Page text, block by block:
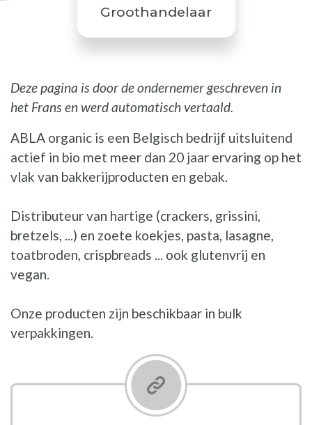
Groothandelaar
Deze pagina is door de ondernemer geschreven in
het Frans en werd automatisch vertaald.
ABLA organic is een Belgisch bedrijf uitsluitend
actief in bio met meer dan 20 jaar ervaring op het
vlak van bakkerijproducten en gebak.
Distributeur van hartige (crackers, grissini,
bretzels, ...) en zoete koekjes, pasta, lasagne,
toatbroden, crispbreads ... ook glutenvrij en
vegan.
Onze producten zijn beschikbaar in bulk
verpakkingen.